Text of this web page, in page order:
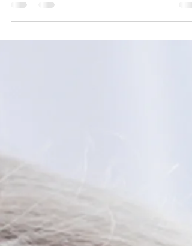
barnul, és gyakran található benne sárga